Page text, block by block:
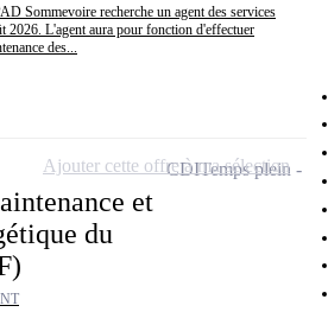
Sommevoire recherche un agent des services
2026. L'agent aura pour fonction d'effectuer
des...
et
du
CDITemps plein
Ajouter cette offre à ma sélection